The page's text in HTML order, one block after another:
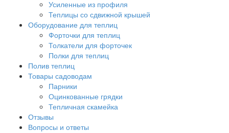
Усиленные из профиля
Теплицы со сдвижной крышей
Оборудование для теплиц
Форточки для теплиц
Толкатели для форточек
Полки для теплиц
Полив теплиц
Товары садоводам
Парники
Оцинкованные грядки
Тепличная скамейка
Отзывы
Вопросы и ответы